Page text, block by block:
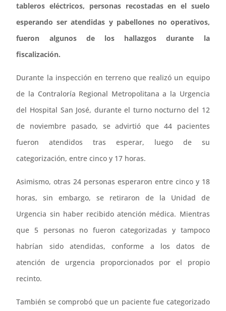
tableros eléctricos, personas recostadas en el suelo
esperando ser atendidas y pabellones no operativos,
fueron algunos de los hallazgos durante la
fiscalización.
Durante la inspección en terreno que realizó un equipo
de la Contraloría Regional Metropolitana a la Urgencia
del Hospital San José, durante el turno nocturno del 12
de noviembre pasado, se advirtió que 44 pacientes
fueron atendidos tras esperar, luego de su
categorización, entre cinco y 17 horas.
Asimismo, otras 24 personas esperaron entre cinco y 18
horas, sin embargo, se retiraron de la Unidad de
Urgencia sin haber recibido atención médica. Mientras
que 5 personas no fueron categorizadas y tampoco
habrían sido atendidas, conforme a los datos de
atención de urgencia proporcionados por el propio
recinto.
También se comprobó que un paciente fue categorizado